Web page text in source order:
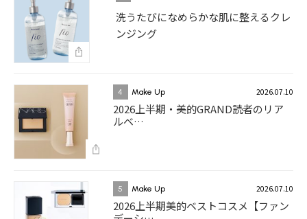
洗うたびになめらかな肌に整えるクレ
ンジング
4 Make Up 2026.07.10
2026上半期・美的GRAND読者のリア
ルベ…
5 Make Up 2026.07.10
2026上半期美的ベストコスメ【ファン